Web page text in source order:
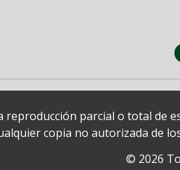
reproducción parcial o total de
copia no autorizada de
© 2026